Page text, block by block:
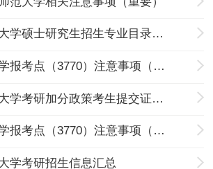
2020年曲阜师范大学硕士研究生招生专业目录的通知
2019曲阜师范大学报考点（3770）注意事项（重要）
2018年曲阜师范大学考研加分政策考生提交证明材料的通知
2018曲阜师范大学报考点（3770）注意事项（重要）
学考研招生信息汇总